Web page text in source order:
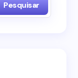
Pesquisar